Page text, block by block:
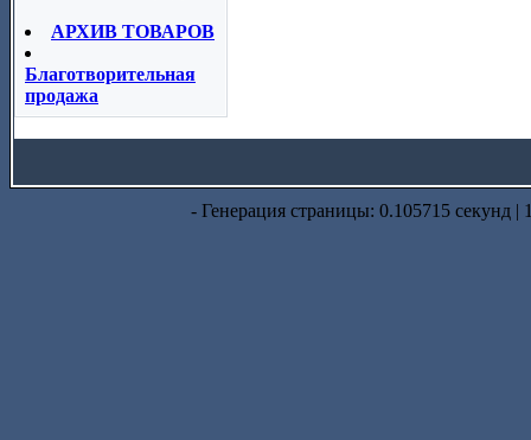
АРХИВ ТОВАРОВ
Благотворительная
продажа
- Генерация страницы: 0.105715 секунд